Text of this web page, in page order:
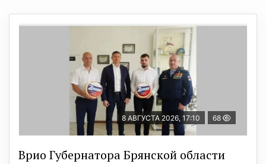
8 АВГУСТА 2026, 17:10 68
Врио Губернатора Брянской области